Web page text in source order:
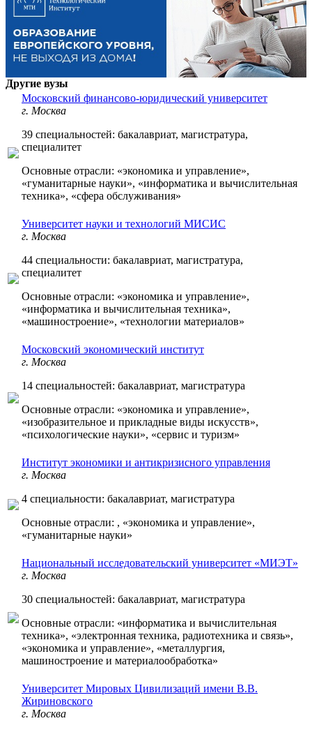
Другие вузы
Московский финансово-юридический университет
г. Москва
39 специальностей: бакалавриат, магистратура,
специалитет
Основные отрасли: «экономика и управление»,
«гуманитарные науки», «информатика и вычислительная
техника», «сфера обслуживания»
Университет науки и технологий МИСИС
г. Москва
44 специальности: бакалавриат, магистратура,
специалитет
Основные отрасли: «экономика и управление»,
«информатика и вычислительная техника»,
«машиностроение», «технологии материалов»
Московский экономический институт
г. Москва
14 специальностей: бакалавриат, магистратура
Основные отрасли: «экономика и управление»,
«изобразительное и прикладные виды искусств»,
«психологические науки», «сервис и туризм»
Институт экономики и антикризисного управления
г. Москва
4 специальности: бакалавриат, магистратура
Основные отрасли: , «экономика и управление»,
«гуманитарные науки»
Национальный исследовательский университет «МИЭТ»
г. Москва
30 специальностей: бакалавриат, магистратура
Основные отрасли: «информатика и вычислительная
техника», «электронная техника, радиотехника и связь»,
«экономика и управление», «металлургия,
машиностроение и материалообработка»
Университет Мировых Цивилизаций имени В.В.
Жириновского
г. Москва